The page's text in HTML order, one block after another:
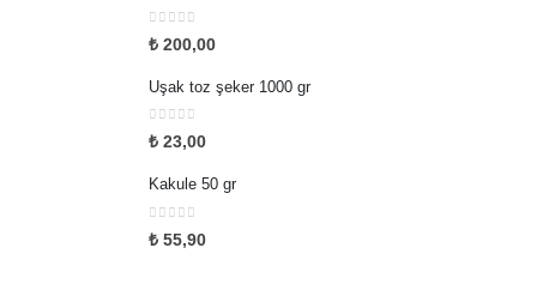
0 5 üzerinden
₺ 200,00
Uşak toz şeker 1000 gr
0 5 üzerinden
₺ 23,00
Kakule 50 gr
0 5 üzerinden
₺ 55,90